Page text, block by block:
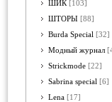
ШИК [103]
ШТОРЫ [88]
Burda Special [32]
Модный журнал
Strickmode [22]
Sabrina special [6]
Lena [17]